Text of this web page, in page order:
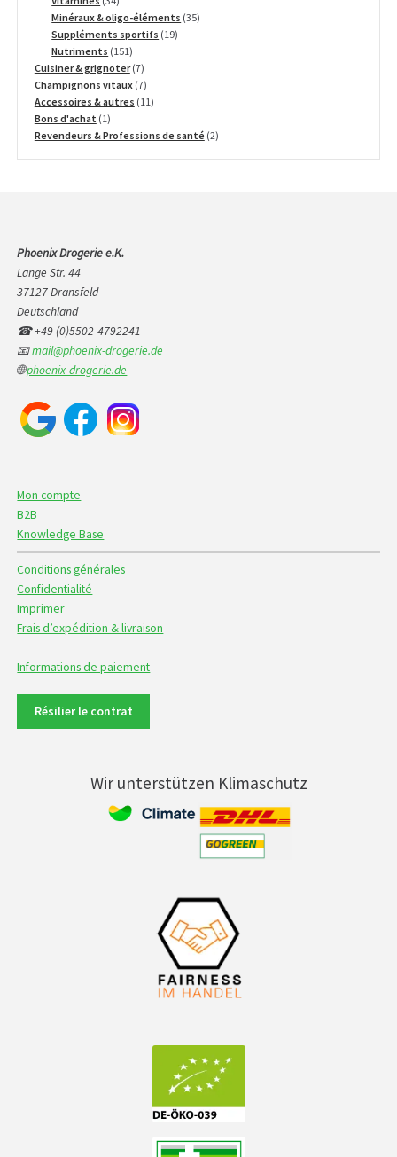
produits
Minéraux & oligo-éléments 3535
Suppléments sportifs 1919
Nutriments 151151
produits
Cuisiner & grignoter 77
produits
Champignons vitaux 77
produits
Accessoires & autres 1111
Bons d'achat 11
produit
Revendeurs & Professions de santé 22
Phoenix Drogerie e.K.
Lange Str. 44
37127 Dransfeld
Deutschland
☎ +49 (0)5502-4792241
📧mail@phoenix-drogerie.de
🌐phoenix-drogerie.de
Mon compte
B2B
Knowledge Base
Conditions générales
Confidentialité
Imprimer
Frais d’expédition & livraison
Informations de paiement
Résilier le contrat
Wir unterstützen Klimaschutz